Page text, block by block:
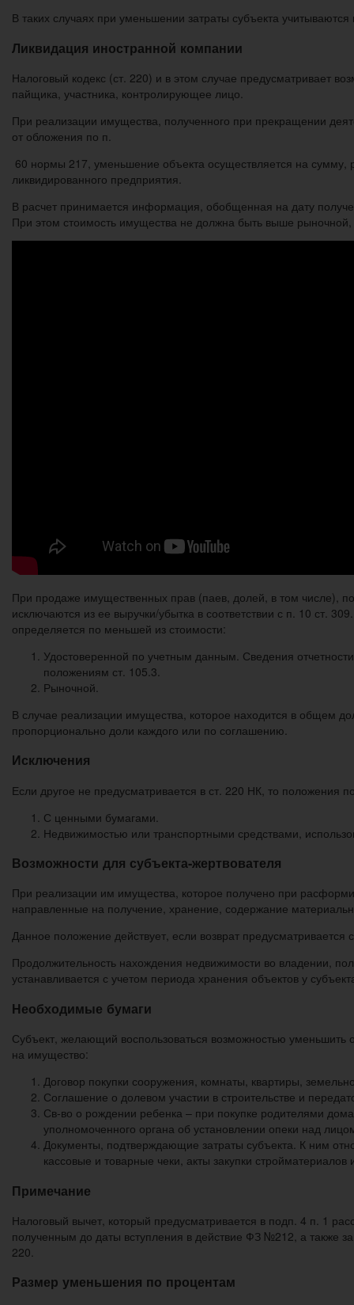
В таких случаях при уменьшении затраты субъекта
Ликвидация иностранной компании
Налоговый кодекс (ст. 220) и в этом случае предусматривает
пайщика, участника, контролирующее лицо.
При реализации имущества, полученного при прекращении
от обложения по п.
60 нормы 217, уменьшение объекта осуществляется на сумму,
ликвидированного предприятия.
В расчет принимается информация, обобщенная на дату
При этом стоимость имущества не должна быть выше
При продаже имущественных прав (паев, долей, в том числе),
исключаются из ее выручки/убытка в соответствии с п. 10 ст.
определяется по меньшей из стоимости:
Удостоверенной по учетным данным. Сведения
положениям ст. 105.3.
Рыночной.
В случае реализации имущества, которое находится в общем
пропорционально доли каждого или по соглашению.
Исключения
Если другое не предусматривается в ст. 220 НК, то положения
С ценными бумагами.
Недвижимостью или транспортными средствами,
Возможности для субъекта-жертвователя
При реализации им имущества, которое получено при
направленные на получение, хранение, содержание
Данное положение действует, если возврат
Продолжительность нахождения недвижимости во владении,
устанавливается с учетом периода хранения объектов у
Необходимые бумаги
Субъект, желающий воспользоваться возможностью
на имущество:
Договор покупки сооружения, комнаты, квартиры,
Соглашение о долевом участии в строительстве и
Св-во о рождении ребенка – при покупке родителями
уполномоченного органа об установлении опеки над
Документы, подтверждающие затраты субъекта. К ним
кассовые и товарные чеки, акты закупки стройматериалов
Примечание
Налоговый вычет, который предусматривается в подп. 4 п. 1
полученным до даты вступления в действие ФЗ №212, а также
220.
Размер уменьшения по процентам